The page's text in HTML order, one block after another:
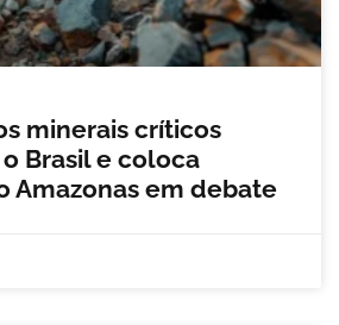
minerais críticos
Brasil e coloca
Amazonas em debate